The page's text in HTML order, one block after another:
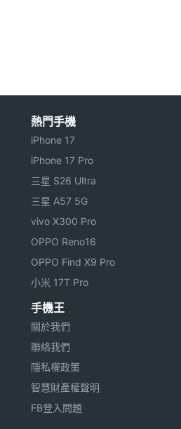
n 無線網路
圖
，Aldiko 軟體免費下載
、Plurk、Skype 社群資
內存記憶體
充、最高可達 32GB 記憶
熱門手機
iPhone 17
iPhone 17 Pro
三星 S26 Ultra
三星 A57 5G
vivo X300 Pro
OPPO Reno16
OPPO Find X9 Pro
小米 17T Pro
手機王
關於我們
聯絡我們
隱私權政策
智慧財產權聲明
FB登入問題